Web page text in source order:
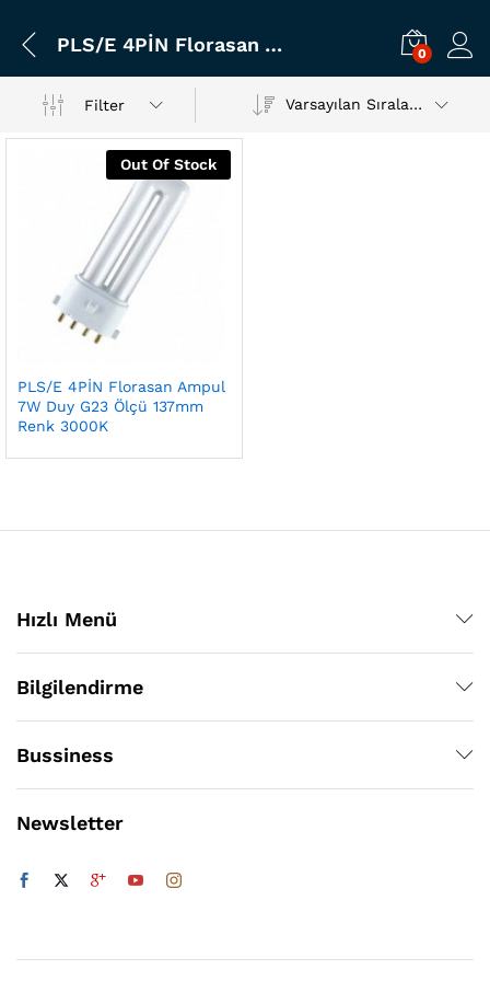
PLS/E 4PİN Florasan Ampul 7W Duy G23 Ölçü 137mm Renk 3000K 0
Filter Varsayılan Sıralama
Out Of Stock
PLS/E 4PİN Florasan Ampul
7W Duy G23 Ölçü 137mm
Renk 3000K
Hızlı Menü
Bilgilendirme
Bussiness
Newsletter